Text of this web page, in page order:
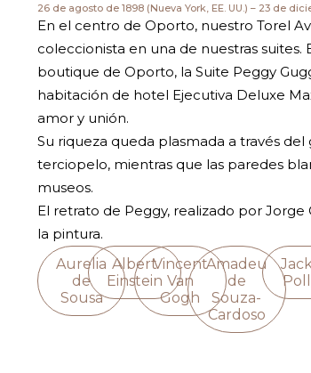
26 de agosto de 1898 (Nueva York, EE. UU.) – 23 de
En el centro de Oporto, nuestro Torel
coleccionista en una de nuestras
boutique de Oporto, la Suite Peggy
habitación de hotel Ejecutiva Deluxe
amor y unión.
Su riqueza queda plasmada a través
terciopelo, mientras que las paredes
museos.
El retrato de Peggy, realizado por
la pintura.
Aurelia
de
Sousa
Albert
Einstein
Vincent
Van
Gogh
Amadeu
de
Souza-
Cardoso